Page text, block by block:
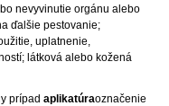
nevyvinutie orgánu alebo
ďalšie pestovanie;
uplatnenie,
látková alebo kožená
prípad aplikatúraoznačenie